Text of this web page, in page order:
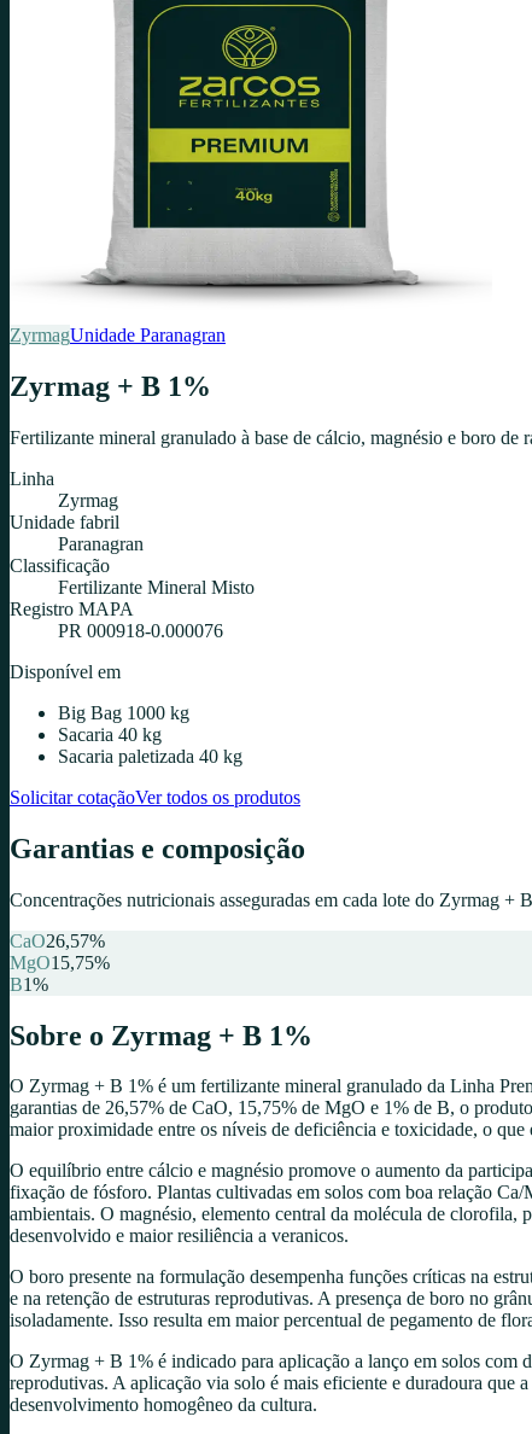
ZyrmagUnidade Paranagran
Zyrmag + B 1%
Fertilizante mineral granulado à base de cálcio, magnésio e boro
Linha
Zyrmag
Unidade fabril
Paranagran
Classificação
Fertilizante Mineral Misto
Registro MAPA
PR 000918-0.000076
Disponível em
Big Bag 1000 kg
Sacaria 40 kg
Sacaria paletizada 40 kg
Solicitar cotaçãoVer todos os produtos
Garantias e composição
Concentrações nutricionais asseguradas em cada lote do Zyrmag +
CaO26,57%
MgO15,75%
B1%
Sobre o Zyrmag + B 1%
O Zyrmag + B 1% é um fertilizante mineral granulado da Linha
garantias de 26,57% de CaO, 15,75% de MgO e 1% de B, o
maior proximidade entre os níveis de deficiência e toxicidade, o
O equilíbrio entre cálcio e magnésio promove o aumento da
fixação de fósforo. Plantas cultivadas em solos com boa relação
ambientais. O magnésio, elemento central da molécula de clorofila,
desenvolvido e maior resiliência a veranicos.
O boro presente na formulação desempenha funções críticas na
e na retenção de estruturas reprodutivas. A presença de boro no
isoladamente. Isso resulta em maior percentual de pegamento de
O Zyrmag + B 1% é indicado para aplicação a lanço em solos com
reprodutivas. A aplicação via solo é mais eficiente e duradoura que
desenvolvimento homogêneo da cultura.